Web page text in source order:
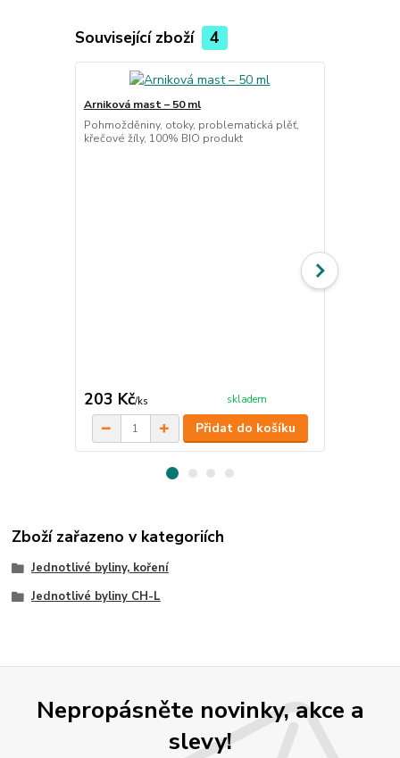
Související zboží 4
Arniková mast – 50 ml
Pohmožděniny, otoky, problematická plěť,
křečové žíly, 100% BIO produkt
203 Kč/ks skladem
Přidat do košíku
Zboží zařazeno v kategoriích
Jednotlivé byliny, koření
Jednotlivé byliny CH-L
Nepropásněte novinky, akce a
slevy!